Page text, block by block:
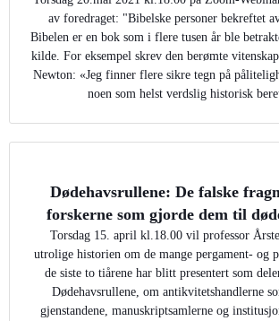
av foredraget: "Bibelske personer bekreftet
Bibelen er en bok som i flere tusen år ble
kilde. For eksempel skrev den berømte
Newton: «Jeg finner flere sikre tegn på
noen som helst verdslig historisk
Dødehavsrullene: De falske
forskerne som gjorde dem til
Torsdag 15. april kl.18.00 vil professor
utrolige historien om de mange pergament- og
de siste to tiårene har blitt presentert som
Dødehavsrullene, om antikvitetshandlerne
gjenstandene, manuskriptsamlerne og